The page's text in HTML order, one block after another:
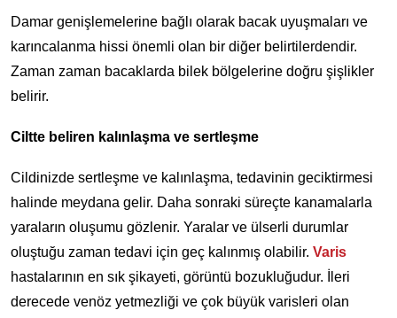
Damar genişlemelerine bağlı olarak bacak uyuşmaları ve
karıncalanma hissi önemli olan bir diğer belirtilerdendir.
Zaman zaman bacaklarda bilek bölgelerine doğru şişlikler
belirir.
Ciltte beliren kalınlaşma ve sertleşme
Cildinizde sertleşme ve kalınlaşma, tedavinin geciktirmesi
halinde meydana gelir. Daha sonraki süreçte kanamalarla
yaraların oluşumu gözlenir. Yaralar ve ülserli durumlar
oluştuğu zaman tedavi için geç kalınmış olabilir. Varis
hastalarının en sık şikayeti, görüntü bozukluğudur. İleri
derecede venöz yetmezliği ve çok büyük varisleri olan